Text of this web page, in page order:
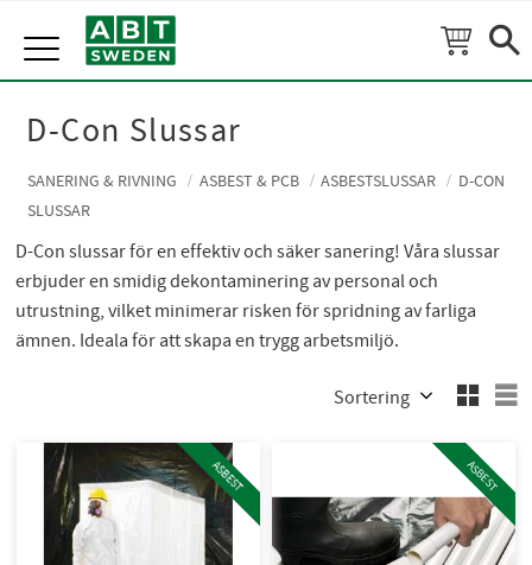
Meny
D-Con Slussar
SANERING & RIVNING ASBEST & PCB ASBESTSLUSSAR
D-CON
SLUSSAR
D-Con slussar för en effektiv och säker sanering! Våra slussar
erbjuder en smidig dekontaminering av personal och
utrustning, vilket minimerar risken för spridning av farliga
ämnen. Ideala för att skapa en trygg arbetsmiljö.
Välj sortering
ASBEST ASBEST